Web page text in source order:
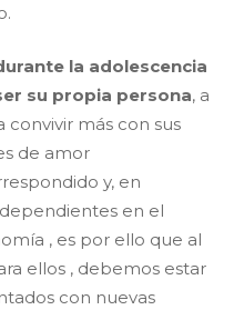
la adolescencia
su propia persona, a
convivir más con sus
de amor
y, en
en el
, es por ello que al
ellos , debemos estar
con nuevas